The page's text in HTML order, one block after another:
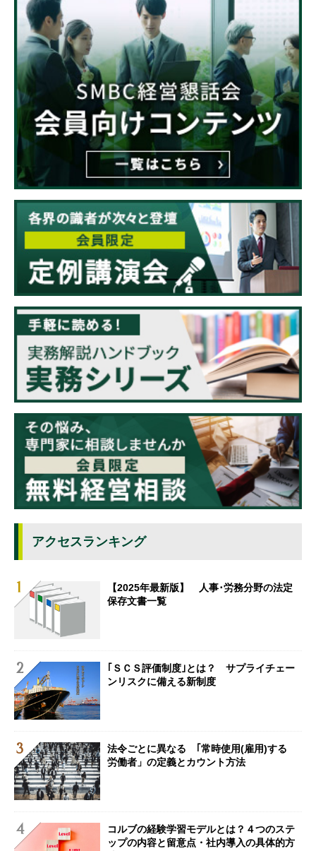
アクセスランキング
【2025年最新版】 人事･労務分野の法定
保存文書一覧
｢ＳＣＳ評価制度｣とは？ サプライチェー
ンリスクに備える新制度
法令ごとに異なる ｢常時使用(雇用)する
労働者」の定義とカウント方法
コルブの経験学習モデルとは？４つのステ
ップの内容と留意点・社内導入の具体的方